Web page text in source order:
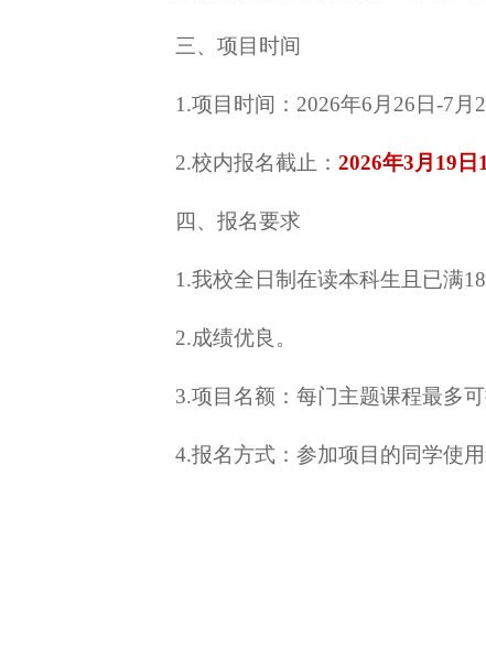
三、项目时间
1.项目时间：2026年6月26日-7月
2.校内报名截止： 2026年3月 19 日
四、报名要求
1.我校全日制在读本科生且已满18
2.成绩优良。
3.项目名额：每门主题课程最多
4.报名方式： 参加项目的同学使用